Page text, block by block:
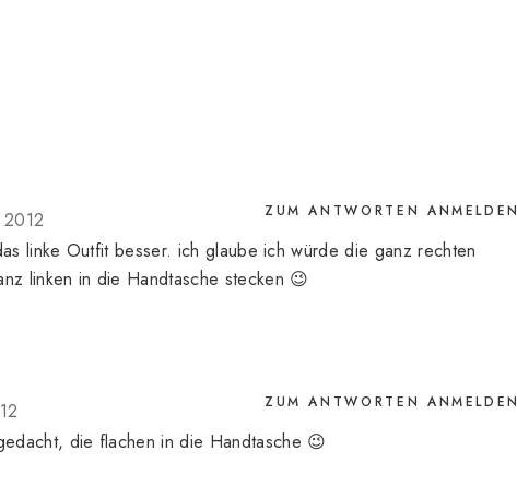
linke Outfit besser. ich glaube ich würde die ganz rechten
linken in die Handtasche stecken 😉
ZUM ANTWORTEN ANMELDEN
die flachen in die Handtasche 😉
ZUM ANTWORTEN ANMELDEN